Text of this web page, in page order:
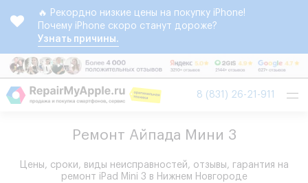
🔥 Рекордно низкие цены на покупку iPhone!
Почему iPhone скоро станут дороже?
Узнать причины.
8 (831) 26-21-911
Ремонт Айпада Мини 3
Цены, сроки, виды неисправностей, отзывы, гарантия на
ремонт iPad Mini 3 в Нижнем Новгороде